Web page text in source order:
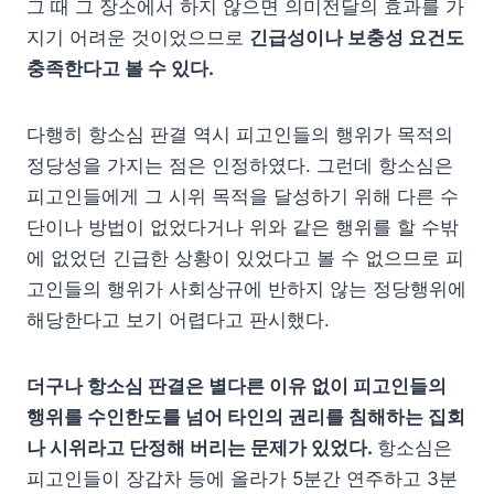
그 때 그 장소에서 하지 않으면 의미전달의 효과를 가
지기 어려운 것이었으므로 긴급성이나 보충성 요건도
충족한다고 볼 수 있다.
다행히 항소심 판결 역시 피고인들의 행위가 목적의
정당성을 가지는 점은 인정하였다. 그런데 항소심은
피고인들에게 그 시위 목적을 달성하기 위해 다른 수
단이나 방법이 없었다거나 위와 같은 행위를 할 수밖
에 없었던 긴급한 상황이 있었다고 볼 수 없으므로 피
고인들의 행위가 사회상규에 반하지 않는 정당행위에
해당한다고 보기 어렵다고 판시했다.
더구나 항소심 판결은 별다른 이유 없이 피고인들의
행위를 수인한도를 넘어 타인의 권리를 침해하는 집회
나 시위라고 단정해 버리는 문제가 있었다. 항소심은
피고인들이 장갑차 등에 올라가 5분간 연주하고 3분